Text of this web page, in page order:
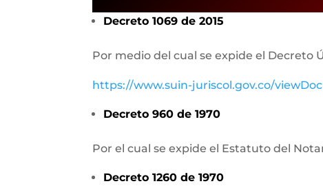
Decreto 1069 de 2015
Por medio del cual se expide el Decreto
https://www.suin-juriscol.gov.co/
Decreto 960 de 1970
Por el cual se expide el Estatuto del
Decreto 1260 de 1970